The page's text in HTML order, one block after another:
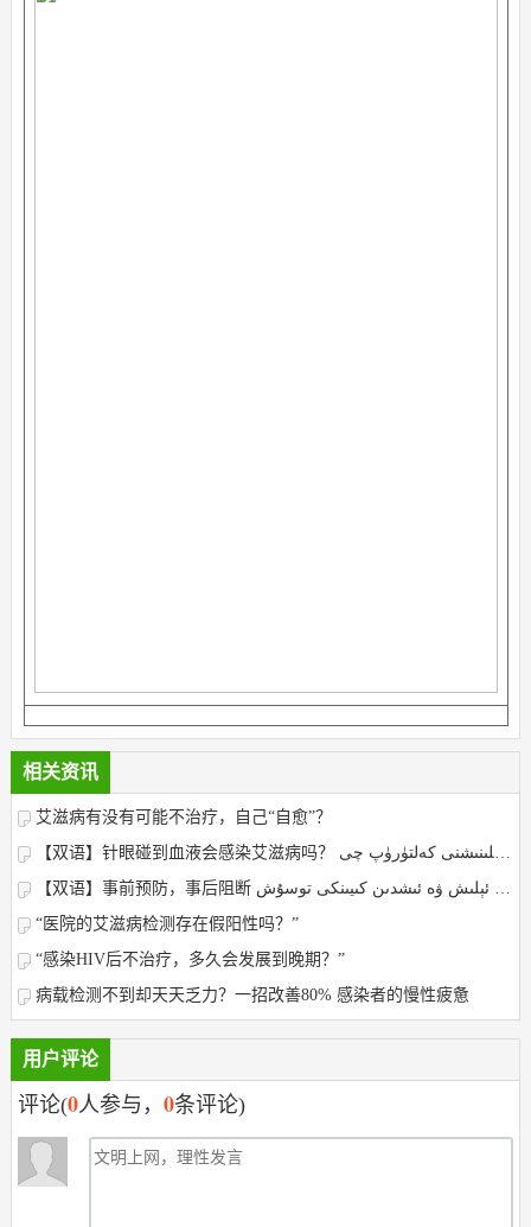
相关资讯
艾滋病有没有可能不治疗，自己“自愈”？
【双语】针眼碰到血液会感染艾滋病吗？ يىڭنە ئۇچى قان بىلەن ئۇچرىشىپ قالسا ئەيدىز ۋىرۇسى بىلەن يۇقۇملىنىشنى كەلتۈرۈپ چى
【双语】事前预防，事后阻断 ئىشدىن بۇرۇنقى ئالدىنى ئېلىش ۋە ئىشدىن كىيىنكى توسۇش
“医院的艾滋病检测存在假阳性吗？”
“感染HIV后不治疗，多久会发展到晚期？”
病载检测不到却天天乏力？一招改善80% 感染者的慢性疲惫
用户评论
评论(0人参与， 0条评论)